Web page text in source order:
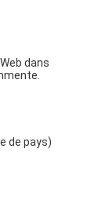
dans
de pays)